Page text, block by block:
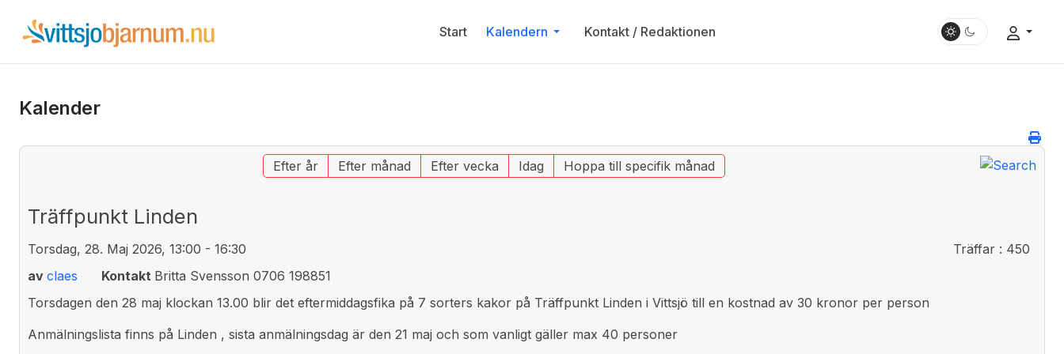
Start Kalendern Kontakt / Redaktionen
Kalender
Efter år Efter månad Efter vecka Idag Hoppa till specifik månad
Träffpunkt Linden
Torsdag, 28. Maj 2026, 13:00 - 16:30 Träffar : 450
av claes Kontakt Britta Svensson 0706 198851
Torsdagen den 28 maj klockan 13.00 blir det eftermiddagsfika på 7 sorters kakor på Träffpunkt Linden i Vittsjö till en kostnad av 30 kronor per person
Anmälningslista finns på Linden , sista anmälningsdag är den 21 maj och som vanligt gäller max 40 personer